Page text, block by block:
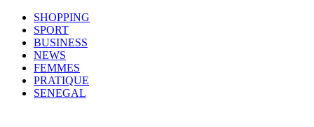
SHOPPING
SPORT
BUSINESS
NEWS
FEMMES
PRATIQUE
SENEGAL